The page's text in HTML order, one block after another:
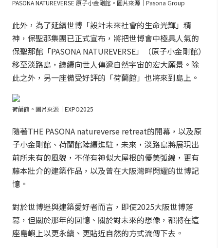
PASONA NATUREVERSE 原子小金剛館。圖片來源｜Pasona Group
此外，為了延續世博「設計未來社會的生命光輝」精
神，保聖那集團已正式宣布，將把世博會中極具人氣的
保聖那館「PASONA NATUREVERSE」（原子小金剛館）
移至淡路島，繼續向世人傳遞自然宇宙的宏大願景。除
此之外，另一座備受好評的「荷蘭館」也將來到島上。
荷蘭館。圖片來源｜EXPO2025
隨著THE PASONA natureverse retreat的開幕，以及原
子小金剛館、荷蘭館陸續進駐，未來，淡路島將展現出
前所未有的風貌，不僅有神似大屋根的優美弧線，更有
藤本壯介的建築作品，以及曾在大阪灣畔閃耀的世博記
憶。
對於世博迷與建築愛好者而言，即使2025大阪世博落
幕，但關於那年的回憶、關於對未來的想像，都將在這
座島嶼上以更永續、更貼近自然的方式流傳下去。